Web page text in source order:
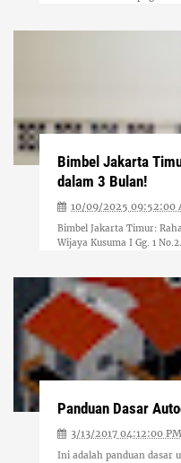
Bimbel Jakarta
dalam 3 Bulan!
10/09/2025 09:52:00
Bimbel Jakarta Timur:
Wijaya Kusuma I Gg. 1
Panduan Dasar
3/13/2017 04:12:00 PM
Ini adalah panduan dasar